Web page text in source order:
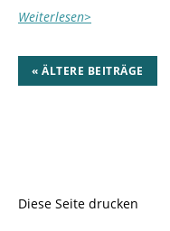
Weiterlesen>
« ÄLTERE BEITRÄGE
Diese Seite drucken